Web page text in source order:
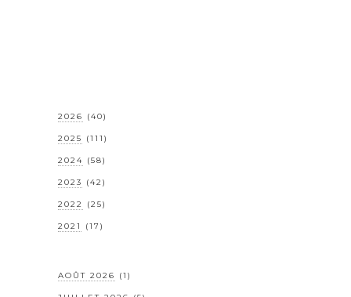
2026 (40)
2025 (111)
2024 (58)
2023 (42)
2022 (25)
2021 (17)
AOÛT 2026 (1)